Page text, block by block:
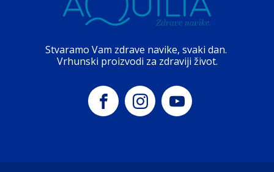
Stvaramo Vam zdrave navike, svaki dan.
Vrhunski proizvodi za zdraviji život.